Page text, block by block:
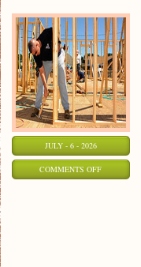
JULY - 6 - 2026
COMMENTS OFFON